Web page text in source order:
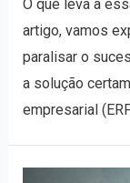
O que leva a
artigo, vamos
paralisar o
a solução
empresarial